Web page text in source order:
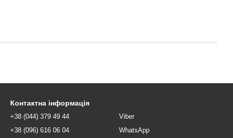
Контактна інформація
+38 (044) 379 49 44
+38 (096) 616 06 04
Viber
WhatsApp